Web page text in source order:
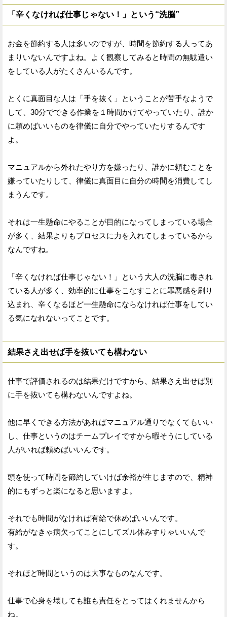
「辛くなければ仕事じゃない！」という“洗脳”
お金を節約する人は多いのですが、時間を節約する人ってあ
まりいないんですよね。よく観察してみると時間の無駄遣い
をしている人がたくさんいるんです。
とくに真面目な人は「手を抜く」ということが苦手なようで
して、30分でできる作業を１時間かけてやっていたり、誰か
に頼めばいいものを律儀に自分でやっていたりするんです
よ。
マニュアルから外れたやり方を嫌ったり、誰かに頼むことを
嫌っていたりして、律儀に真面目に自分の時間を消費してし
まうんです。
それは一生懸命にやることが目的になってしまっている場合
が多く、結果よりもプロセスに力を入れてしまっているから
なんですね。
「辛くなければ仕事じゃない！」という大人の洗脳に毒され
ている人が多く、効率的に仕事をこなすことに罪悪感を刷り
込まれ、辛くなるほど一生懸命にならなければ仕事をしてい
る気になれないってことです。
結果さえ出せば手を抜いても構わない
仕事で評価されるのは結果だけですから、結果さえ出せば別
に手を抜いても構わないんですよね。
他に早くできる方法があればマニュアル通りでなくてもいい
し、仕事というのはチームプレイですから暇そうにしている
人がいれば頼めばいいんです。
頭を使って時間を節約していけば余裕が生じますので、精神
的にもずっと楽になると思いますよ。
それでも時間がなければ有給で休めばいいんです。
有給がなきゃ病欠ってことにしてズル休みすりゃいいんで
す。
それほど時間というのは大事なものなんです。
仕事で心身を壊しても誰も責任をとってはくれませんから
ね。